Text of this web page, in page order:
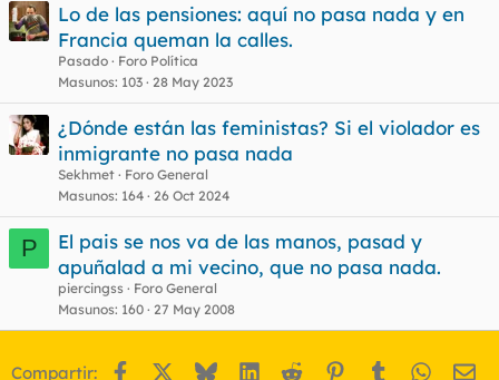
Lo de las pensiones: aquí no pasa nada y en
Francia queman la calles.
Pasado
Foro Política
Masunos 103 28 May 2023
¿Dónde están las feministas? Si el violador es
inmigrante no pasa nada
Sekhmet
Foro General
Masunos 164 26 Oct 2024
P
El pais se nos va de las manos, pasad y
apuñalad a mi vecino, que no pasa nada.
piercingss
Foro General
Masunos 160 27 May 2008
Compartir: Facebook BlueskyLinkedIn
Reddit Pinterest
Tumblr